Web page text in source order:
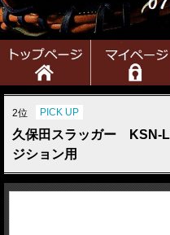
2位 PICK UP
久保田スラッガー
ジション用